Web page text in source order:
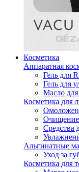
Косметика
Аппаратная
Гель для
Гель для
Масло
Косметика для
Средства
Альгинатные
Уход за
Косметика для